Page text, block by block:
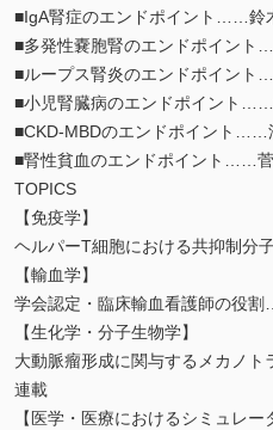
■IgA腎症のエンドポイント……鈴
■多発性嚢胞腎のエンドポイン
■ループス腎炎のエンドポイン
■小児腎臓病のエンドポイント
■CKD-MBDのエンドポイント……
■腎性貧血のエンドポイント……
TOPICS
【免疫学】
ヘルパーT細胞における共抑制
【輸血学】
学会認定・臨床輸血看護師の役
【生化学・分子生物学】
大動脈瘤形成に関与するメカノ
連載
【医学・医療におけるシミュレー